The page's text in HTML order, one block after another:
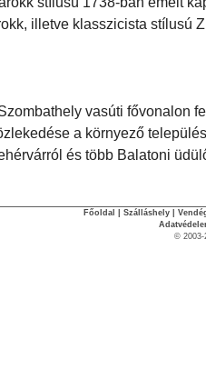
illetve klasszicista stílusú
vasúti fővonalon
a környező
és több Balatoni
Főoldal Szálláshely
© 2003-